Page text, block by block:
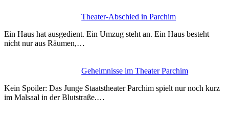
Theater-Abschied in Parchim
Ein Haus hat ausgedient. Ein Umzug steht an. Ein Haus besteht
nicht nur aus Räumen,…
Geheimnisse im Theater Parchim
Kein Spoiler: Das Junge Staatstheater Parchim spielt nur noch kurz
im Malsaal in der Blutstraße.…